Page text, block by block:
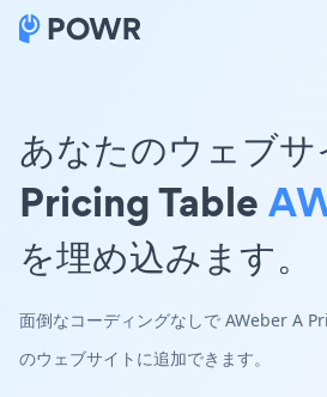
あなたのウェブ
Pricing Table
を埋め込みます。
面倒なコーディングなしで AWeber A
のウェブサイトに追加できます。